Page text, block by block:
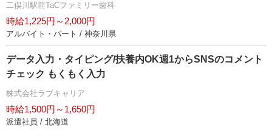
二俣川駅前TaCファミリー歯科
時給1,225円～2,000円
アルバイト・パート / 神奈川県
データ入力・タイピング/扶養内OK週1からSNSのコメント
チェック もくもく入力
株式会社ラブキャリア
時給1,500円～1,650円
派遣社員 / 北海道